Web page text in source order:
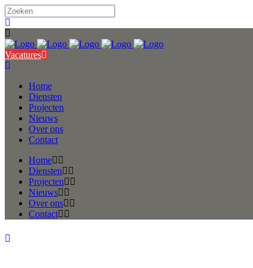
Vacatures
Home
Diensten
Projecten
Nieuws
Over ons
Contact
Home
Diensten
Projecten
Nieuws
Over ons
Contact